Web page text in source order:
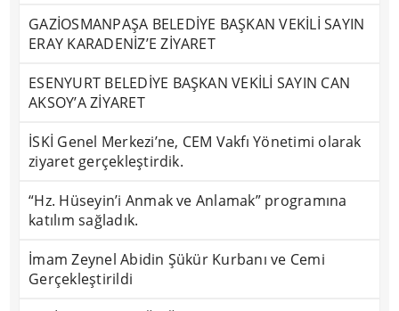
GAZİOSMANPAŞA BELEDİYE BAŞKAN VEKİLİ SAYIN
ERAY KARADENİZ’E ZİYARET
ESENYURT BELEDİYE BAŞKAN VEKİLİ SAYIN CAN
AKSOY’A ZİYARET
İSKİ Genel Merkezi’ne, CEM Vakfı Yönetimi olarak
ziyaret gerçekleştirdik.
“Hz. Hüseyin’i Anmak ve Anlamak” programına
katılım sağladık.
İmam Zeynel Abidin Şükür Kurbanı ve Cemi
Gerçekleştirildi